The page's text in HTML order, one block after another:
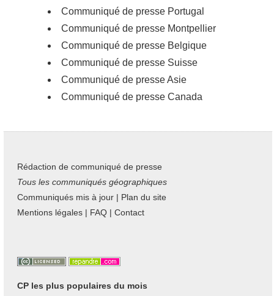
Communiqué de presse Portugal
Communiqué de presse Montpellier
Communiqué de presse Belgique
Communiqué de presse Suisse
Communiqué de presse Asie
Communiqué de presse Canada
Rédaction de communiqué de presse
Tous les communiqués géographiques
Communiqués mis à jour | Plan du site
Mentions légales | FAQ | Contact
CP les plus populaires du mois